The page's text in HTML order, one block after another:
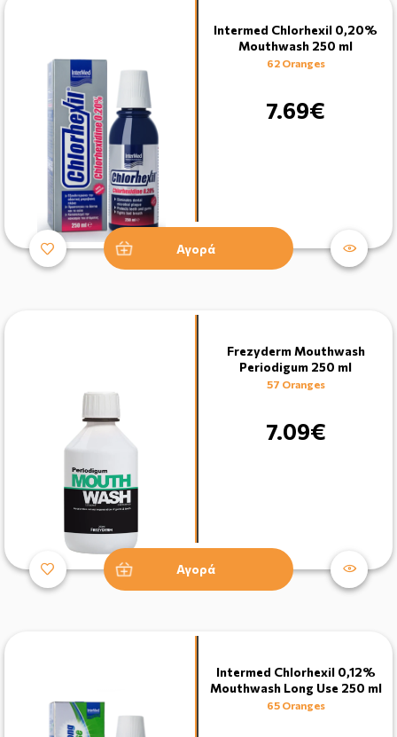
Intermed Chlorhexil 0,20%
Mouthwash 250 ml
62 Oranges
7.69€
Αγορά
Frezyderm Mouthwash
Periodigum 250 ml
57 Oranges
7.09€
Αγορά
Intermed Chlorhexil 0,12%
Mouthwash Long Use 250 ml
65 Oranges